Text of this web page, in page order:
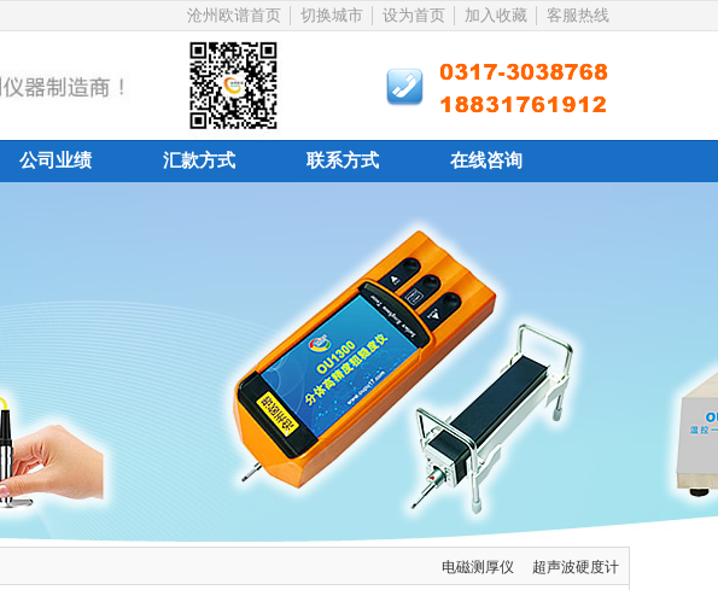
沧州欧谱首页 切换城市 设为首页 加入收藏 客服热线
公司业绩 汇款方式 联系方式 在线咨询
电磁测厚仪 超声波硬度计